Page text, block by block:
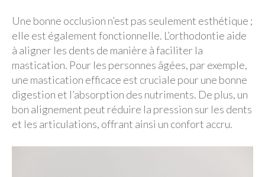
Une bonne occlusion n’est pas seulement esthétique ;
elle est également fonctionnelle. L’orthodontie aide
à aligner les dents de manière à faciliter la
mastication. Pour les personnes âgées, par exemple,
une mastication efficace est cruciale pour une bonne
digestion et l’absorption des nutriments. De plus, un
bon alignement peut réduire la pression sur les dents
et les articulations, offrant ainsi un confort accru.